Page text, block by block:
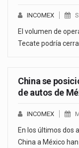
INCOMEX
El volumen de
Tecate podría
China se
de autos de
INCOMEX
En los últimos dos
China a México